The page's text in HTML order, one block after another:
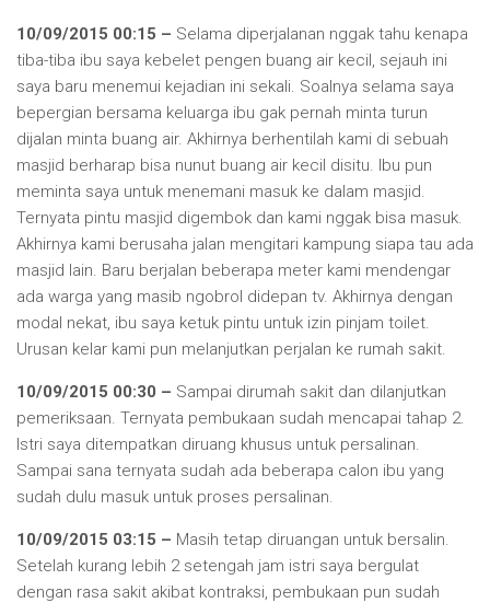
10/09/2015 00:15 – Selama diperjalanan nggak tahu kenapa
tiba-tiba ibu saya kebelet pengen buang air kecil, sejauh ini
saya baru menemui kejadian ini sekali. Soalnya selama saya
bepergian bersama keluarga ibu gak pernah minta turun
dijalan minta buang air. Akhirnya berhentilah kami di sebuah
masjid berharap bisa nunut buang air kecil disitu. Ibu pun
meminta saya untuk menemani masuk ke dalam masjid.
Ternyata pintu masjid digembok dan kami nggak bisa masuk.
Akhirnya kami berusaha jalan mengitari kampung siapa tau ada
masjid lain. Baru berjalan beberapa meter kami mendengar
ada warga yang masib ngobrol didepan tv. Akhirnya dengan
modal nekat, ibu saya ketuk pintu untuk izin pinjam toilet.
Urusan kelar kami pun melanjutkan perjalan ke rumah sakit.
10/09/2015 00:30 – Sampai dirumah sakit dan dilanjutkan
pemeriksaan. Ternyata pembukaan sudah mencapai tahap 2.
Istri saya ditempatkan diruang khusus untuk persalinan.
Sampai sana ternyata sudah ada beberapa calon ibu yang
sudah dulu masuk untuk proses persalinan.
10/09/2015 03:15 – Masih tetap diruangan untuk bersalin.
Setelah kurang lebih 2 setengah jam istri saya bergulat
dengan rasa sakit akibat kontraksi, pembukaan pun sudah